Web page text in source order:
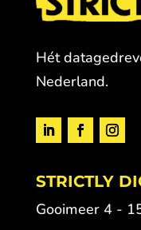
Hét
Nederland.
STRICTLY
Gooimeer 4 -